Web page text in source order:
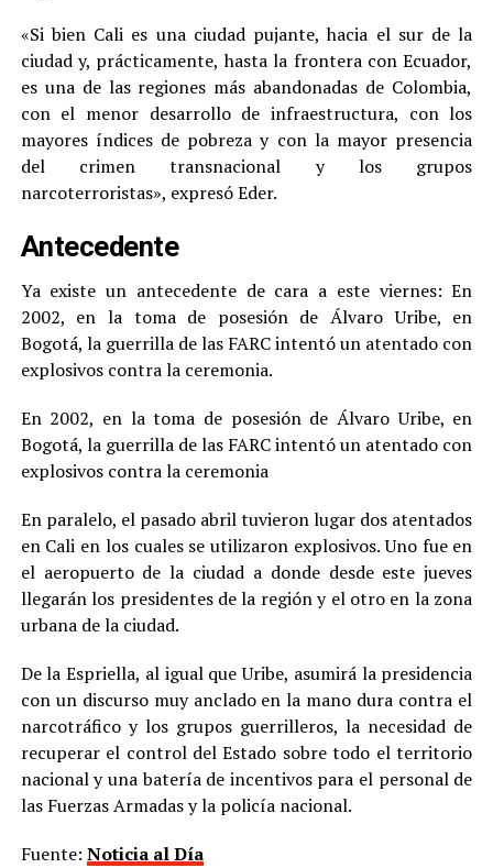
«Si bien Cali es una ciudad pujante, hacia el sur de la
ciudad y, prácticamente, hasta la frontera con Ecuador,
es una de las regiones más abandonadas de Colombia,
con el menor desarrollo de infraestructura, con los
mayores índices de pobreza y con la mayor presencia
del crimen transnacional y los grupos
narcoterroristas», expresó Eder.
Antecedente
Ya existe un antecedente de cara a este viernes: En
2002, en la toma de posesión de Álvaro Uribe, en
Bogotá, la guerrilla de las FARC intentó un atentado con
explosivos contra la ceremonia.
En 2002, en la toma de posesión de Álvaro Uribe, en
Bogotá, la guerrilla de las FARC intentó un atentado con
explosivos contra la ceremonia
En paralelo, el pasado abril tuvieron lugar dos atentados
en Cali en los cuales se utilizaron explosivos. Uno fue en
el aeropuerto de la ciudad a donde desde este jueves
llegarán los presidentes de la región y el otro en la zona
urbana de la ciudad.
De la Espriella, al igual que Uribe, asumirá la presidencia
con un discurso muy anclado en la mano dura contra el
narcotráfico y los grupos guerrilleros, la necesidad de
recuperar el control del Estado sobre todo el territorio
nacional y una batería de incentivos para el personal de
las Fuerzas Armadas y la policía nacional.
Fuente: Noticia al Día